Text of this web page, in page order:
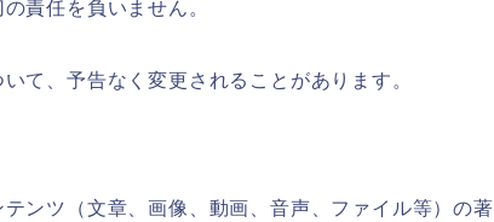
責任を負いません。
て、予告なく変更されることがあります。
ンツ（文章、画像、動画、音声、ファイル等）の著